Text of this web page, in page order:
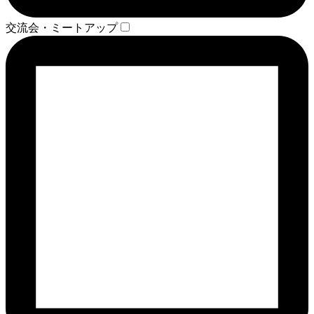
交流会・ミートアップ